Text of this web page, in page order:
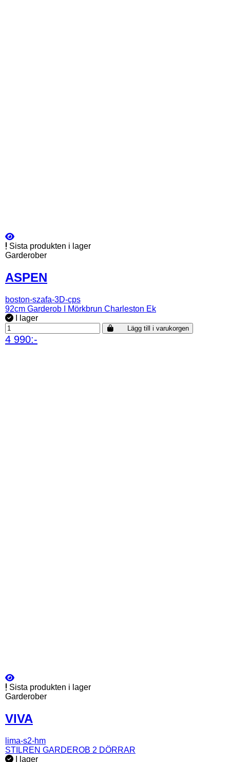
Sista produkten i lager
Garderober
ASPEN
boston-szafa-3D-cps
92cm Garderob I Mörkbrun Charleston Ek
I lager
Lägg till i varukorgen
4 990:-
Sista produkten i lager
Garderober
VIVA
lima-s2-hm
STILREN GARDEROB 2 DÖRRAR
I lager